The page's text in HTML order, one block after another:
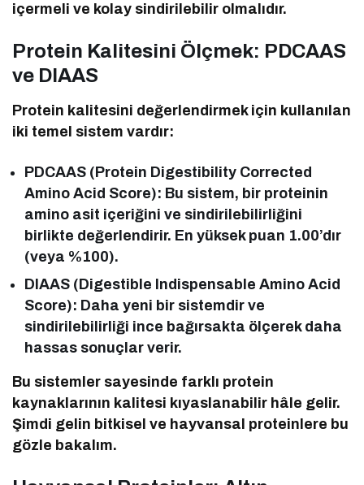
içermeli ve kolay sindirilebilir olmalıdır.
Protein Kalitesini Ölçmek: PDCAAS
ve DIAAS
Protein kalitesini değerlendirmek için kullanılan
iki temel sistem vardır:
PDCAAS (Protein Digestibility Corrected
Amino Acid Score): Bu sistem, bir proteinin
amino asit içeriğini ve sindirilebilirliğini
birlikte değerlendirir. En yüksek puan 1.00’dır
(veya %100).
DIAAS (Digestible Indispensable Amino Acid
Score): Daha yeni bir sistemdir ve
sindirilebilirliği ince bağırsakta ölçerek daha
hassas sonuçlar verir.
Bu sistemler sayesinde farklı protein
kaynaklarının kalitesi kıyaslanabilir hâle gelir.
Şimdi gelin bitkisel ve hayvansal proteinlere bu
gözle bakalım.